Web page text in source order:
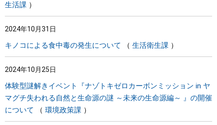
生活課
2024年10月31日
キノコによる食中毒の発生について 生活衛生課
2024年10月25日
体験型謎解きイベント『ナゾトキゼロカーボンミッション in ヤ
マグチ失われる自然と生命源の謎 ～未来の生命源編～ 』の開催
について
環境政策課